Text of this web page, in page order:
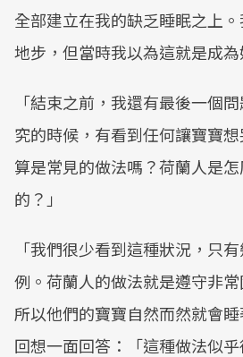
全部建立在我的缺乏睡眠之上
地步，但當時我以為這就是成為
「結束之前，我還有最後一個
究的時候，有看到任何讓寶寶
算是常見的做法嗎？荷蘭人是
的？」
「我們很少看到這種狀況，只
例。荷蘭人的做法就是遵守非常
所以他們的寶寶自然而然就會
回想一面回答：「這種做法似